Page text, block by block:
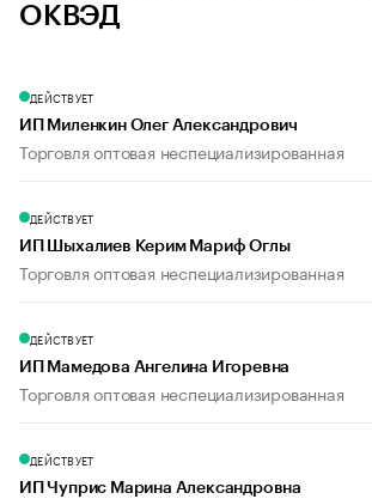
ОКВЭД
ДЕЙСТВУЕТ
ИП Миленкин Олег Александрович
Торговля оптовая неспециализированная
ДЕЙСТВУЕТ
ИП Шыхалиев Керим Мариф Оглы
Торговля оптовая неспециализированная
ДЕЙСТВУЕТ
ИП Мамедова Ангелина Игоревна
Торговля оптовая неспециализированная
ДЕЙСТВУЕТ
ИП Чуприс Марина Александровна